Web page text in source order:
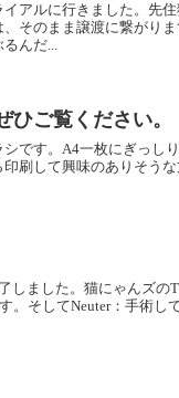
アルに行きました。先
そのまま譲渡に繋がり
んだ...
ひご覧ください。
です。A4一枚にぎっし
刷して興味のありそう
しました。猫にゃんズの
。そしてNeuter：手術し